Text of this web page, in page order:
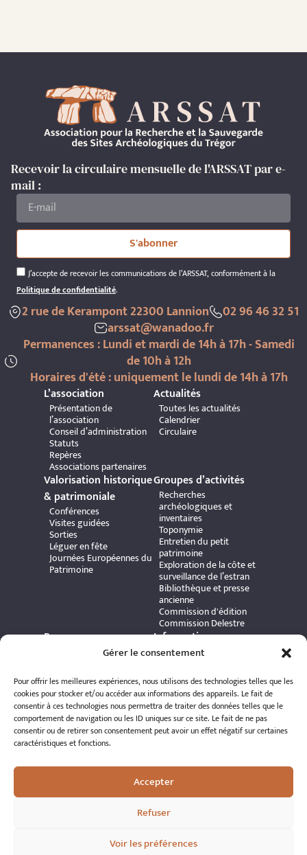
Gérer le consentement
Pour offrir les meilleures expériences, nous utilisons des technologies telles que les
cookies pour stocker et/ou accéder aux informations des appareils. Le fait de
consentir à ces technologies nous permettra de traiter des données telles que le
comportement de navigation ou les ID uniques sur ce site. Le fait de ne pas
consentir ou de retirer son consentement peut avoir un effet négatif sur certaines
caractéristiques et fonctions.
Accepter
Refuser
Voir les préférences
Recevoir la circulaire mensuelle de l'ARSSAT par e-
mail :
J’accepte de recevoir les communications de l’ARSSAT, conformément à la
Politique de confidentialité.
S'abonner
2 rue de Kerampont 22300 Lannion
02 96 46 32 51
arssat@wanadoo.fr
Permanences : Lundi et mardi de 14h à 17h - Samedi
de 10h à 12h
Horaires d'été : uniquement le lundi de 14h à 17h
L’association
Présentation de
l’association
Conseil d’administration
Statuts
Repères
Associations partenaires
Actualités
Toutes les actualités
Calendrier
Circulaire
Valorisation historique
& patrimoniale
Conférences
Visites guidées
Sorties
Léguer en fête
Journées Européennes du
Patrimoine
Groupes d’activités
Recherches
archéologiques et
inventaires
Toponymie
Entretien du petit
patrimoine
Exploration de la côte et
surveillance de l’estran
Bibliothèque et presse
ancienne
Commission d'édition
Commission Delestre
Ressources
Carte interactive
Publications et ouvrages
Archives patrimoniales
Bretania
Informations
pratiques
Adhérer à l’association
Politique de
confidentialité
Politique de cookies
Mentions légales
Espace éditeur